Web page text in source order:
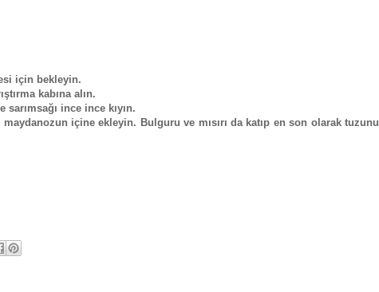
için bekleyin.
kabına alın.
ince ince kıyın.
içine ekleyin. Bulguru ve mısırı da katıp en son olarak tuzunu